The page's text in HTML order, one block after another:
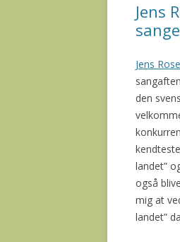
Jens
Jens
den
landet”
også
mig at
landet”